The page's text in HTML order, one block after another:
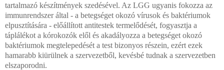
tartalmazó készítmények szedésével. Az LGG ugyanis fokozza az
immunrendszer által - a betegséget okozó vírusok és baktériumok
elpusztítására - előállított antitestek termelődését, fogyasztja a
táplálékot a kórokozók elől és akadályozza a betegséget okozó
baktériumok megtelepedését a test bizonyos részein, ezért ezek
hamarabb kiürülnek a szervezetből, kevésbé tudnak a szervezetben
elszaporodni.